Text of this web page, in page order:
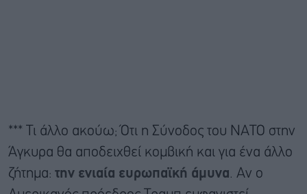
*** Τι άλλο ακούω; Ότι η Σύνοδος του ΝΑΤΟ στην
Άγκυρα θα αποδειχθεί κομβική και για ένα άλλο
ζήτημα: την ενιαία ευρωπαϊκή άμυνα. Αν ο